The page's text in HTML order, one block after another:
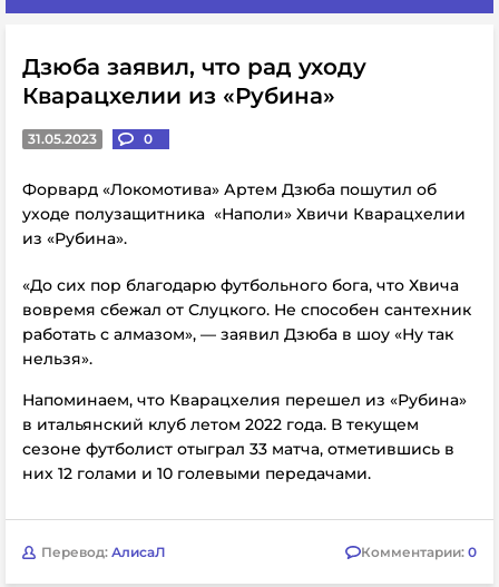
Дзюба заявил, что рад уходу
Кварацхелии из «Рубина»
31.05.2023 0
Форвард «Локомотива» Артем Дзюба пошутил об
уходе полузащитника «Наполи» Хвичи Кварацхелии
из «Рубина».
«До сих пор благодарю футбольного бога, что Хвича
вовремя сбежал от Слуцкого. Не способен сантехник
работать с алмазом», — заявил Дзюба в шоу «Ну так
нельзя».
Напоминаем, что Кварацхелия перешел из «Рубина»
в итальянский клуб летом 2022 года. В текущем
сезоне футболист отыграл 33 матча, отметившись в
них 12 голами и 10 голевыми передачами.
Перевод: АлисаЛ Комментарии: 0